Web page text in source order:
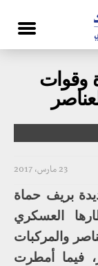
وقوات
23 مارس، 2017
بريف حماة
العسكري
والمركبات
فيما أمطرت